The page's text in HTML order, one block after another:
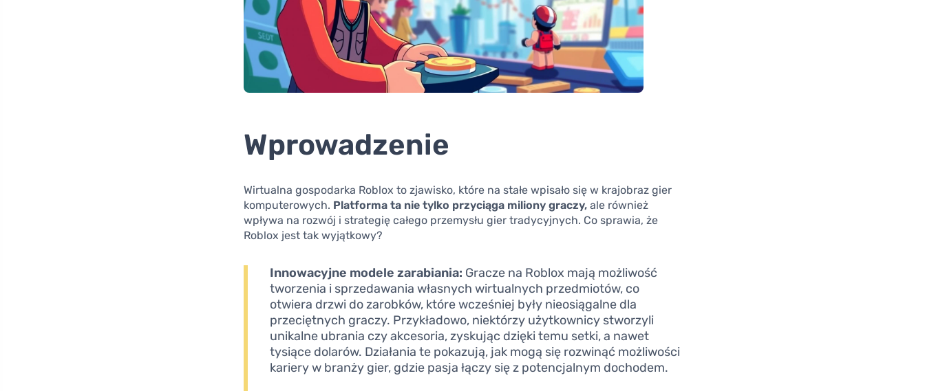
Wprowadzenie
Wirtualna gospodarka Roblox to zjawisko, które na stałe wpisało się w krajobraz gier
komputerowych. Platforma ta nie tylko przyciąga miliony graczy, ale również
wpływa na rozwój i strategię całego przemysłu gier tradycyjnych. Co sprawia, że
Roblox jest tak wyjątkowy?
Innowacyjne modele zarabiania: Gracze na Roblox mają możliwość
tworzenia i sprzedawania własnych wirtualnych przedmiotów, co
otwiera drzwi do zarobków, które wcześniej były nieosiągalne dla
przeciętnych graczy. Przykładowo, niektórzy użytkownicy stworzyli
unikalne ubrania czy akcesoria, zyskując dzięki temu setki, a nawet
tysiące dolarów. Działania te pokazują, jak mogą się rozwinąć możliwości
kariery w branży gier, gdzie pasja łączy się z potencjalnym dochodem.